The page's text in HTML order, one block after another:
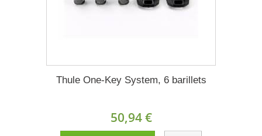
Thule One-Key System, 6 barillets
50,94 €